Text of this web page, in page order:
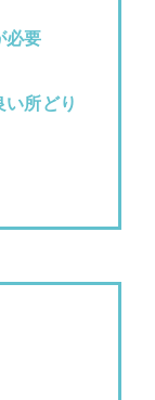
必要
い所どり